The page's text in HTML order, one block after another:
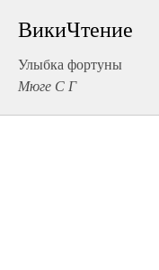
ВикиЧтение
Улыбка фортуны
Мюге С Г